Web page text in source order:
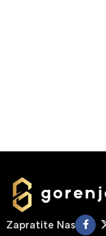
Zapratite Nas